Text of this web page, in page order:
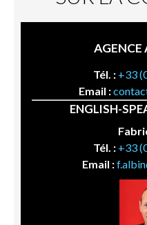
Tél. : +33
Email :
ENGLISH-
Tél. : +33
Email :